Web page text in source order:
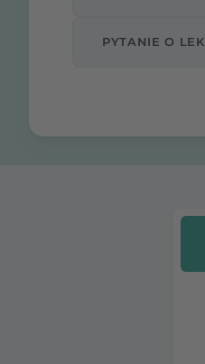
PYTANIE O LEK